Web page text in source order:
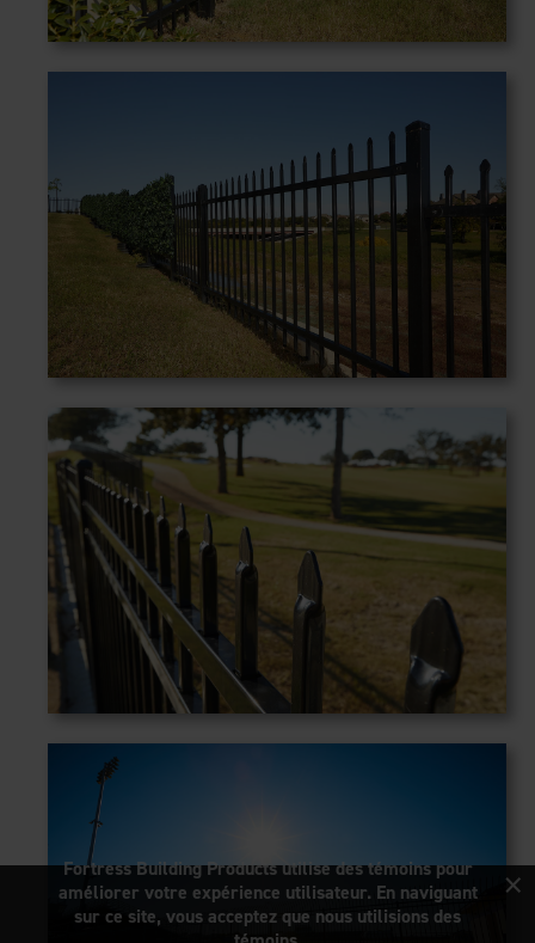
×
Fortress Building Products utilise des témoins pour
améliorer votre expérience utilisateur. En naviguant
sur ce site, vous acceptez que nous utilisions des